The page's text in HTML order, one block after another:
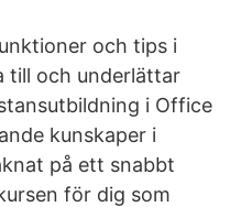
och tips i
till och underlättar
i Office
kunskaper i
på ett snabbt
för dig som